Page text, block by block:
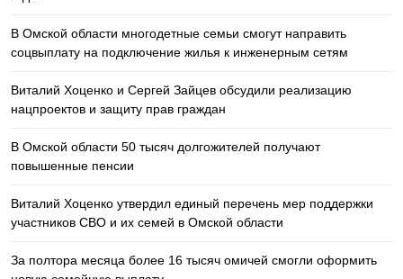
В Омской области многодетные семьи смогут направить
соцвыплату на подключение жилья к инженерным сетям
Виталий Хоценко и Сергей Зайцев обсудили реализацию
нацпроектов и защиту прав граждан
В Омской области 50 тысяч долгожителей получают
повышенные пенсии
Виталий Хоценко утвердил единый перечень мер поддержки
участников СВО и их семей в Омской области
За полтора месяца более 16 тысяч омичей смогли оформить